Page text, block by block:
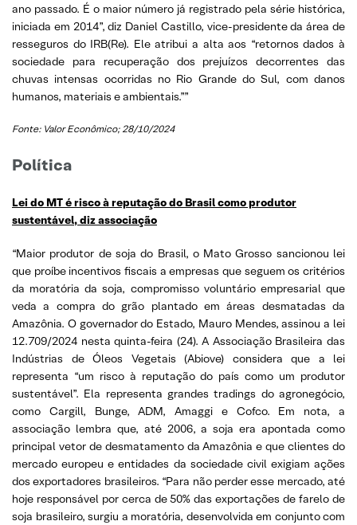
ano passado. É o maior número já registrado pela série histórica,
iniciada em 2014”, diz Daniel Castillo, vice-presidente da área de
resseguros do IRB(Re). Ele atribui a alta aos “retornos dados à
sociedade para recuperação dos prejuízos decorrentes das
chuvas intensas ocorridas no Rio Grande do Sul, com danos
humanos, materiais e ambientais.””
Fonte: Valor Econômico; 28/10/2024
Política
Lei do MT é risco à reputação do Brasil como produtor
sustentável, diz associação
“Maior produtor de soja do Brasil, o Mato Grosso sancionou lei
que proíbe incentivos fiscais a empresas que seguem os critérios
da moratória da soja, compromisso voluntário empresarial que
veda a compra do grão plantado em áreas desmatadas da
Amazônia. O governador do Estado, Mauro Mendes, assinou a lei
12.709/2024 nesta quinta-feira (24). A Associação Brasileira das
Indústrias de Óleos Vegetais (Abiove) considera que a lei
representa “um risco à reputação do país como um produtor
sustentável”. Ela representa grandes tradings do agronegócio,
como Cargill, Bunge, ADM, Amaggi e Cofco. Em nota, a
associação lembra que, até 2006, a soja era apontada como
principal vetor de desmatamento da Amazônia e que clientes do
mercado europeu e entidades da sociedade civil exigiam ações
dos exportadores brasileiros. “Para não perder esse mercado, até
hoje responsável por cerca de 50% das exportações de farelo de
soja brasileiro, surgiu a moratória, desenvolvida em conjunto com